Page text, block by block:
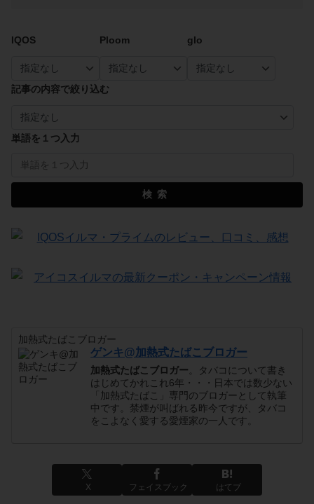
IQOS Ploom glo
記事の内容で絞り込む
単語を１つ入力
検索
加熱式たばこブロガー
ゲンキ@加熱式たばこブロガー
加熱式たばこブロガー 。タバコについて書き
はじめてかれこれ6年・・・日本では数少ない
「加熱式たばこ」専門のブロガーとして執筆
中です。禁煙が叫ばれる昨今ですが、タバコ
をこよなく愛する愛煙家の一人です。
X フェイスブック はてブ